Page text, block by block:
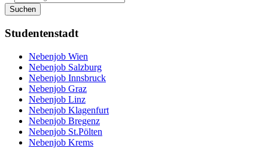
Suchen
Studentenstadt
Nebenjob Wien
Nebenjob Salzburg
Nebenjob Innsbruck
Nebenjob Graz
Nebenjob Linz
Nebenjob Klagenfurt
Nebenjob Bregenz
Nebenjob St.Pölten
Nebenjob Krems